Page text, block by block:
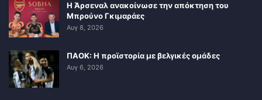
Η Άρσεναλ ανακοίνωσε την απόκτηση του
Μπρούνο Γκιμαράες
Αυγ 8, 2026
ΠΑΟΚ: Η προϊστορία με βελγικές ομάδες
Αυγ 6, 2026